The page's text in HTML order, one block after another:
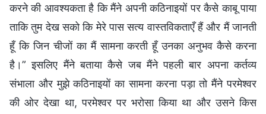
करने की आवश्यकता है कि मैंने अपनी कठिनाइयों पर कैसे काबू पाया
ताकि तुम देख सको कि मेरे पास सत्य वास्तविकताएँ हैं और मैं जानती
हूँ कि जिन चीजों का मैं सामना करती हूँ उनका अनुभव कैसे करना
है।” इसलिए मैंने बताया कैसे जब मैंने पहली बार अपना कर्तव्य
संभाला और मुझे कठिनाइयों का सामना करना पड़ा तो मैंने परमेश्वर
की ओर देखा था, परमेश्वर पर भरोसा किया था और उसने किस